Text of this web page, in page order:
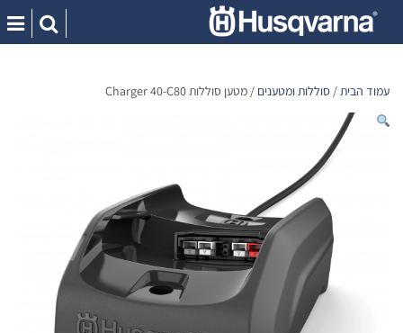
content
עמוד הבית/ סוללות ומטענים / מטען סוללות Charger 40-C80